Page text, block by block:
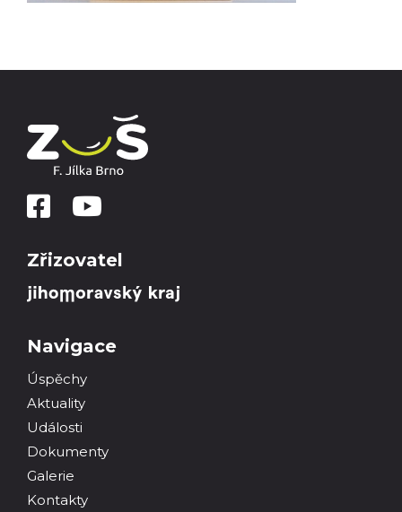
Zřizovatel
Navigace
Úspěchy
Aktuality
Události
Dokumenty
Galerie
Kontakty